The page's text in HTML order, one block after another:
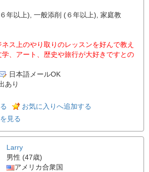
年以上), 一般添削 (６年以上), 家庭教
ス上のやり取りのレッスンを好んで教え
、アート、歴史や旅行が大好きですとの
日本語メールOK
あり
お気に入りへ追加する
見る
Larry
男性 (47歳)
アメリカ合衆国